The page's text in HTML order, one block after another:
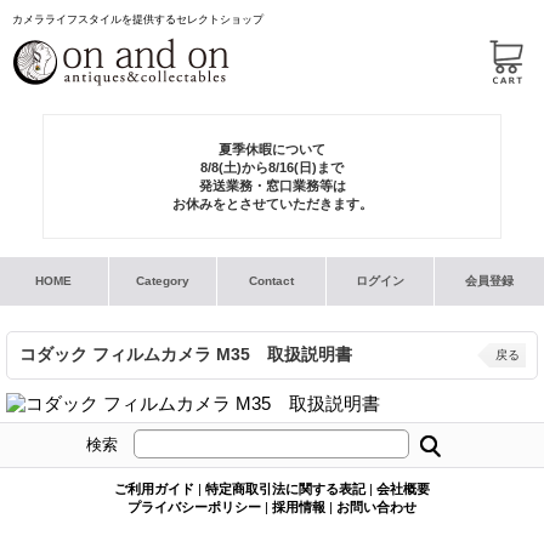
カメラライフスタイルを提供するセレクトショップ
夏季休暇について
8/8(土)から8/16(日)まで
発送業務・窓口業務等は
お休みをとさせていただきます。
HOME Category Contact ログイン 会員登録
コダック フィルムカメラ M35 取扱説明書 戻る
検索
ご利用ガイド | 特定商取引法に関する表記 | 会社概要
プライバシーポリシー | 採用情報 | お問い合わせ